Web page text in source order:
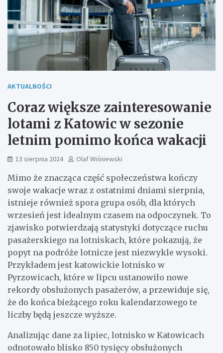
AKTUALNOŚCI
Coraz większe zainteresowanie
lotami z Katowic w sezonie
letnim pomimo końca wakacji
13 sierpnia 2024 Olaf Wiśniewski
Mimo że znacząca część społeczeństwa kończy
swoje wakacje wraz z ostatnimi dniami sierpnia,
istnieje również spora grupa osób, dla których
wrzesień jest idealnym czasem na odpoczynek. To
zjawisko potwierdzają statystyki dotyczące ruchu
pasażerskiego na lotniskach, które pokazują, że
popyt na podróże lotnicze jest niezwykle wysoki.
Przykładem jest katowickie lotnisko w
Pyrzowicach, które w lipcu ustanowiło nowe
rekordy obsłużonych pasażerów, a przewiduje się,
że do końca bieżącego roku kalendarzowego te
liczby będą jeszcze wyższe.
Analizując dane za lipiec, lotnisko w Katowicach
odnotowało blisko 850 tysięcy obsłużonych